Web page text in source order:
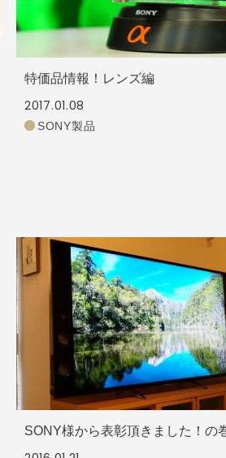
特価品情報！レンズ編
2017.01.08
SONY製品
SONY様から表彰頂きました！の